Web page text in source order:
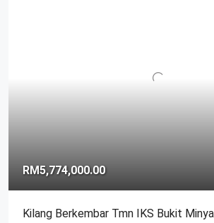
RM5,774,000.00
Kilang Berkembar Tmn IKS Bukit